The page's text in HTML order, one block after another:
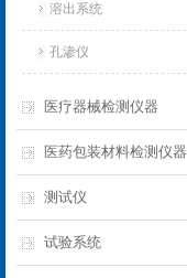
溶出系统
孔渗仪
医疗器械检测仪器
医药包装材料检测仪器
测试仪
试验系统